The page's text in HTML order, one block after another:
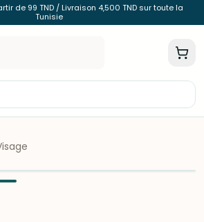
de 99 TND / Livraison 4,500 TND sur toute la
Tunisie